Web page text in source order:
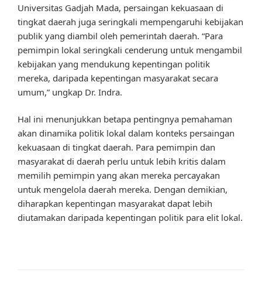
Universitas Gadjah Mada, persaingan kekuasaan di
tingkat daerah juga seringkali mempengaruhi kebijakan
publik yang diambil oleh pemerintah daerah. “Para
pemimpin lokal seringkali cenderung untuk mengambil
kebijakan yang mendukung kepentingan politik
mereka, daripada kepentingan masyarakat secara
umum,” ungkap Dr. Indra.
Hal ini menunjukkan betapa pentingnya pemahaman
akan dinamika politik lokal dalam konteks persaingan
kekuasaan di tingkat daerah. Para pemimpin dan
masyarakat di daerah perlu untuk lebih kritis dalam
memilih pemimpin yang akan mereka percayakan
untuk mengelola daerah mereka. Dengan demikian,
diharapkan kepentingan masyarakat dapat lebih
diutamakan daripada kepentingan politik para elit lokal.